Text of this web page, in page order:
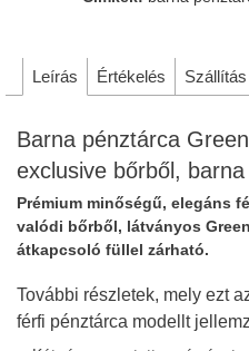
Leírás Értékelés Szállítás
Barna pénztárca
exclusive bőrből,
Prémium minőségű, elegáns
valódi bőrből​, látványos
átkapcsoló füllel zárható.
További részletek, mely ezt
férfi pénztárca modellt